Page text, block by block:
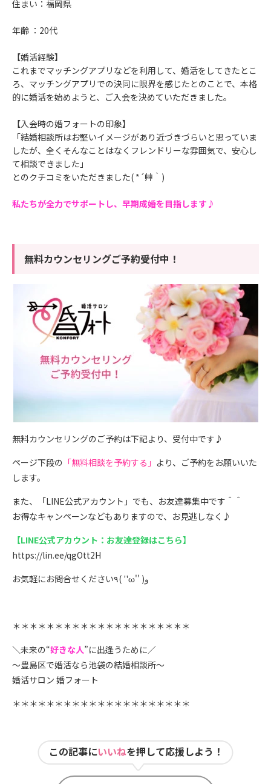
住まい：福岡県
年齢 ：20代
【婚活経験】
これまでマッチングアプリなどを利用して、婚活をしてきたとこ
ろ、マッチングアプリでの決同に限界を感じたとのことで、本格
的に婚活を始めようと、ご入会を決めていただきました。
【入会時の婚フォートの印象】
「結婚相談所はお堅いイメージがあり近づきづらいと思っていま
したが、全くそんなことはなくフレンドリーな雰囲気で、安心し
て相談できました」
とのクチコミをいただきました( *´艸｀)
私たちが全力でサポートし、早期成婚を目指します♪
無料カウンセリングご予約受付中！
無料カウンセリングのご予約は下記より、受付中です♪
ページ下段の 「無料相談を予約する」 より、ご予約をお願いいた
します。
また、「LINE公式アカウント」でも、お友達募集中です＾＾
お得なキャンペーンなどもありますので、お見逃しなく♪
【LINE公式アカウント：お友達登録はこちら】
https://lin.ee/qgOtt2H
お気軽にお問合せください٩( ''ω'' )و
＊＊＊＊＊＊＊＊＊＊＊＊＊＊＊＊＊＊＊＊＊
＼未来の“好きな人”に出逢うために／
～豊島区で婚活なら池袋の結婚相談所～
婚活サロン 婚フォート
＊＊＊＊＊＊＊＊＊＊＊＊＊＊＊＊＊＊＊＊＊
この記事にいいねを押して応援しよう！